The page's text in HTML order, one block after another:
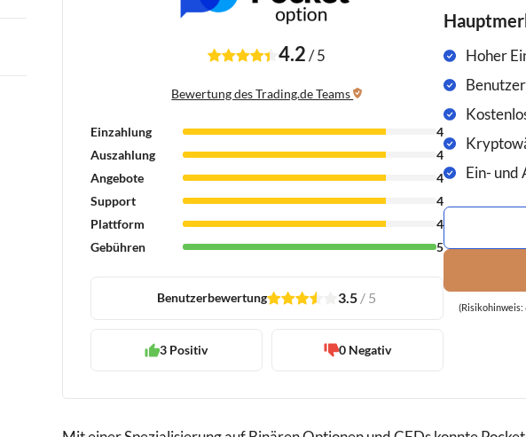
4.2 /5
Bewertung des Trading.de Teams
Einzahlung
4
Auszahlung
4
Angebote
4
Support
4
Plattform
4
Gebühren
5
Benutzerbewertung1 2 3 4 3.5 / 5
3 Positiv 0 Negativ
Hoher
Ein- und
(Risikohinweis: